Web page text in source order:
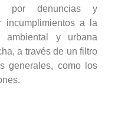
por denuncias y
incumplimientos a la
ambiental y urbana
a través de un filtro
generales, como los